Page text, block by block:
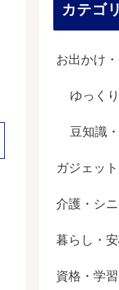
カテゴ
お出かけ
ゆっく
豆知識
ガジェッ
介護・シ
暮らし・
資格・学